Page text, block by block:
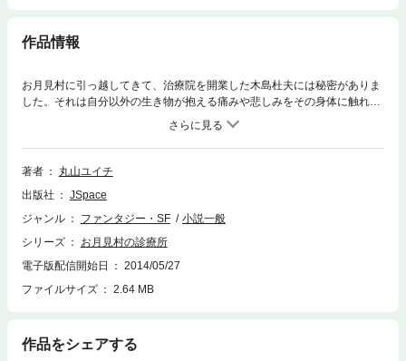
作品情報
お月見村に引っ越してきて、治療院を開業した木島杜夫には秘密がありま
した。それは自分以外の生き物が抱える痛みや悲しみをその身体に触れる
ことにより、しょいこんでしまうという特異体質だったと言うことでし
た。杜夫は治療院を続けますが、やがて体調を崩し人間以外の存在になっ
てしまいます。それは神様なのか…植物なのか…。このお話は自然豊かな
お月見村で起こる不思議な物語です。
著者
丸山ユイチ
出版社
JSpace
ジャンル
ファンタジー・SF
小説一般
シリーズ
お月見村の診療所
電子版配信開始日
2014/05/27
ファイルサイズ
2.64 MB
作品をシェアする